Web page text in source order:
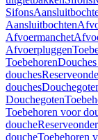
Sifons
Aansluitbochten
Afvoermanchet
Afvoerpluggen
Toebehoren
douches
douches
Douchegoten
Toebehoren voor
douche
doucheToebehoren